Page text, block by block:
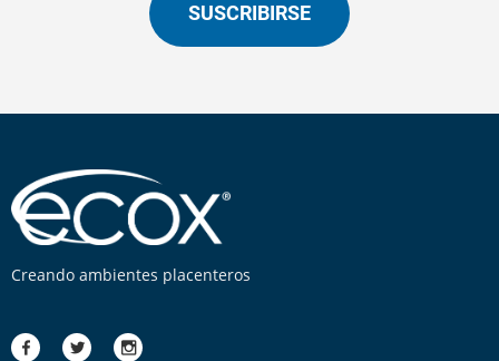
SUSCRIBIRSE
Creando ambientes placenteros